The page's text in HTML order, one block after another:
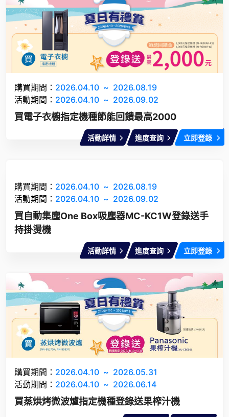
購買期間： 2026.04.10 ~ 2026.08.19
活動期間： 2026.04.10 ~ 2026.09.02
買電子衣櫥指定機種節能回饋最高2000
活動詳情 進度查詢 立即登錄
購買期間： 2026.04.10 ~ 2026.08.19
活動期間： 2026.04.10 ~ 2026.09.02
買自動集塵One Box吸塵器MC-KC1W登錄送手
持掛燙機
活動詳情 進度查詢 立即登錄
購買期間： 2026.04.10 ~ 2026.05.31
活動期間： 2026.04.10 ~ 2026.06.14
買蒸烘烤微波爐指定機種登錄送果榨汁機